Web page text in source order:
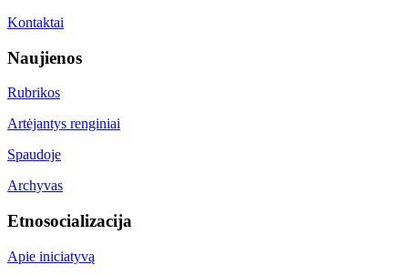
Kontaktai
Naujienos
Rubrikos
Artėjantys renginiai
Spaudoje
Archyvas
Etnosocializacija
Apie iniciatyvą